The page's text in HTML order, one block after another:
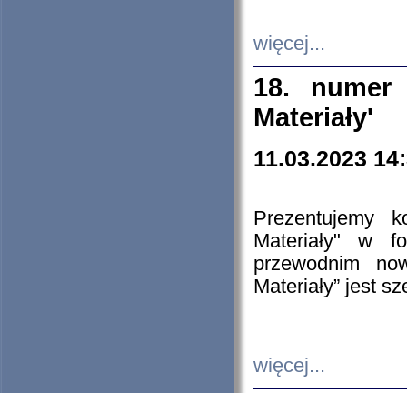
więcej...
18. numer
Materiały'
11.03.2023
Prezentujemy
Materiały" w
przewodnim
Materiały” jest
więcej...